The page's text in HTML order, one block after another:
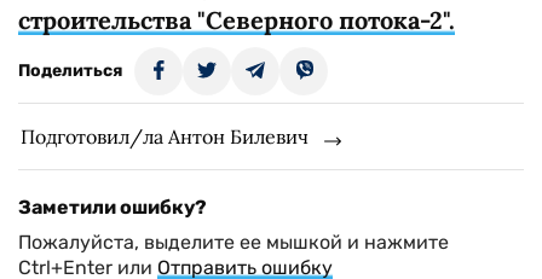
строительства "Северного потока-2".
Поделиться
Подготовил/ла Антон Билевич
Заметили ошибку?
Пожалуйста, выделите ее мышкой и нажмите
Ctrl+Enter или Отправить ошибку